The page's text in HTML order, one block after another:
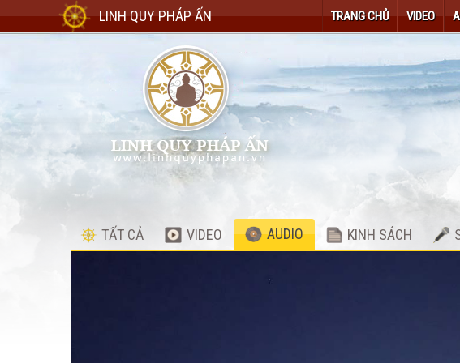
LINH QUY PHÁP ẤN TRANG CHỦ VIDEO
TẤT CẢ VIDEO AUDIO KINH SÁCH